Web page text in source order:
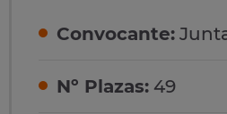
Convocante:
Nº Plazas: 49